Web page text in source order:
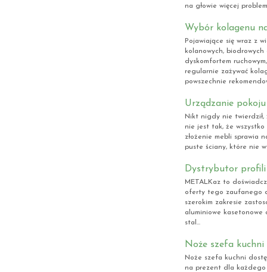
na głowie więcej
Wybór kolagenu
Pojawiające się wraz z
kolanowych, biodrowych
dyskomfortem
regularnie zażywać
powszechnie
Urządzanie pokoju
Nikt nigdy nie twierdził,
nie jest tak, że
złożenie mebli sprawia
puste ściany, które nie
Dystrybutor profili
METALKaz to
oferty tego zaufanego
szerokim zakresie
aluminiowe kasetonowe
stal...
Noże szefa kuchni
Noże szefa kuchni
na prezent dla każdego